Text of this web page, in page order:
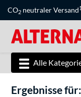
CO2 neutraler Versand1
Alle
Ergebnisse